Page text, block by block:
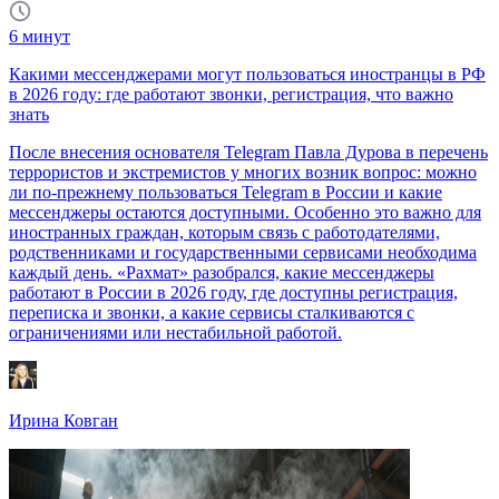
6 минут
Какими мессенджерами могут пользоваться иностранцы в РФ
в 2026 году: где работают звонки, регистрация, что важно
знать
После внесения основателя Telegram Павла Дурова в перечень
террористов и экстремистов у многих возник вопрос: можно
ли по-прежнему пользоваться Telegram в России и какие
мессенджеры остаются доступными. Особенно это важно для
иностранных граждан, которым связь с работодателями,
родственниками и государственными сервисами необходима
каждый день. «Рахмат» разобрался, какие мессенджеры
работают в России в 2026 году, где доступны регистрация,
переписка и звонки, а какие сервисы сталкиваются с
ограничениями или нестабильной работой.
Ирина Ковган